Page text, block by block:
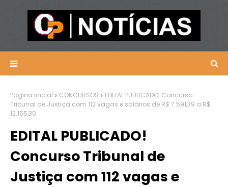
Página inicial CONCURSOS
EDITAL PUBLICADO! Concurso
Tribunal de Justiça com 112 vagas e salários de R$ 7.591,39 a R$
12.155,30
EDITAL PUBLICADO!
Concurso Tribunal de
Justiça com 112 vagas e